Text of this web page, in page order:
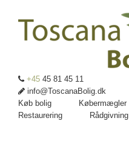
+45 45 81 45 11
info@ToscanaBolig.dk
Køb bolig
Købermægler
Restaurering
Rådgivning